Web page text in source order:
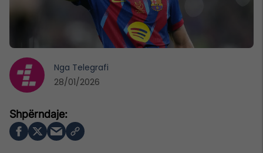
Nga Telegrafi
28/01/2026